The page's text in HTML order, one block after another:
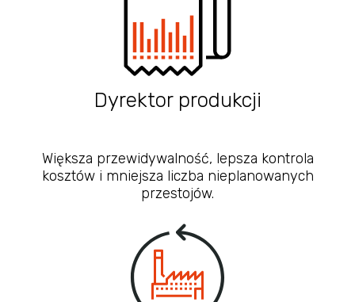
Dyrektor produkcji
Większa przewidywalność, lepsza kontrola
kosztów i mniejsza liczba nieplanowanych
przestojów.